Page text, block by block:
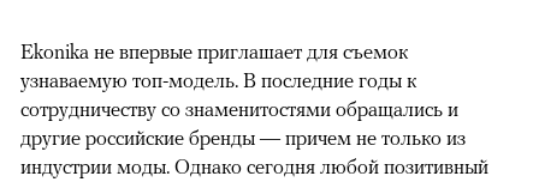
Ekonika не впервые приглашает для съемок
узнаваемую топ-модель. В последние годы к
сотрудничеству со знаменитостями обращались и
другие российские бренды — причем не только из
индустрии моды. Однако сегодня любой позитивный